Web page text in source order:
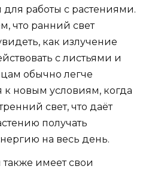
работы с растениями.
что ранний свет
как излучение
с листьями и
обычно легче
к новым условиям, когда
свет, что даёт
получать
на весь день.
имеет свои